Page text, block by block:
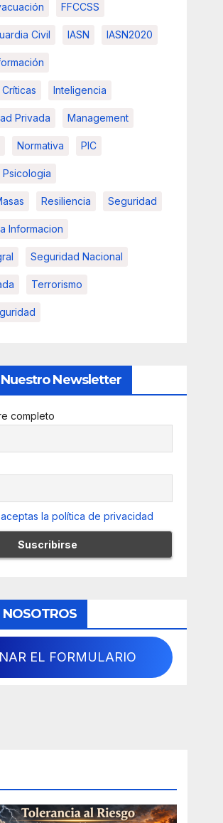
FFCCSS
Civil IASN IASN2020
Inteligencia
Privada Management
Normativa PIC
Psicologia
Resiliencia Seguridad
Informacion
Seguridad Nacional
Terrorismo
Newsletter
completo
la política de privacidad
EL FORMULARIO